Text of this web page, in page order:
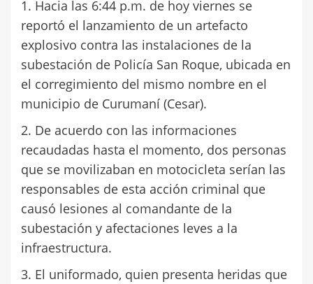
1. Hacia las 6:44 p.m. de hoy viernes se
reportó el lanzamiento de un artefacto
explosivo contra las instalaciones de la
subestación de Policía San Roque, ubicada en
el corregimiento del mismo nombre en el
municipio de Curumaní (Cesar).
2. De acuerdo con las informaciones
recaudadas hasta el momento, dos personas
que se movilizaban en motocicleta serían las
responsables de esta acción criminal que
causó lesiones al comandante de la
subestación y afectaciones leves a la
infraestructura.
3. El uniformado, quien presenta heridas que